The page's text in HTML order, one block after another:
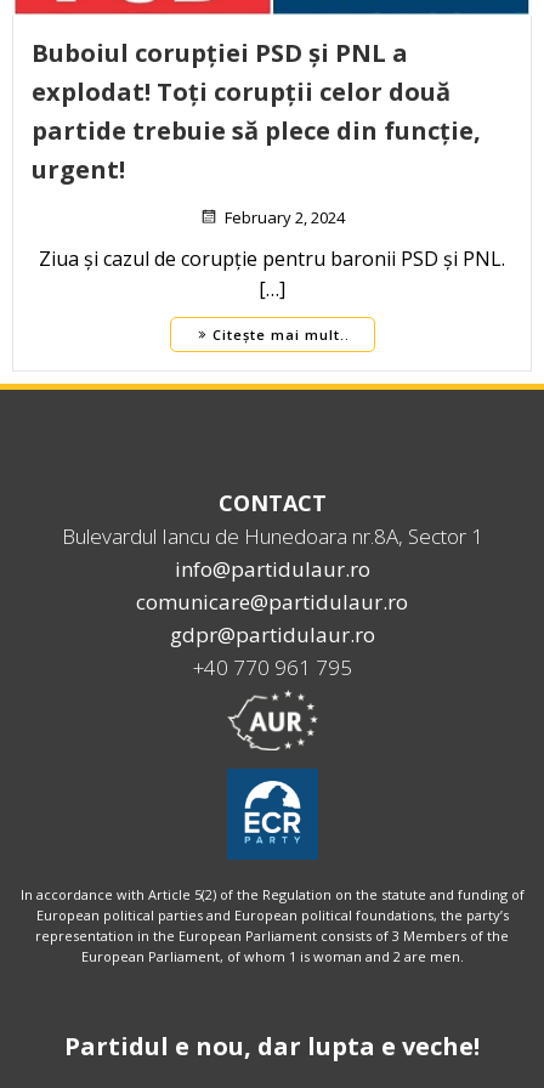
Buboiul corupției PSD și PNL a
explodat! Toți corupții celor două
partide trebuie să plece din funcție,
urgent!
February 2, 2024
Ziua și cazul de corupție pentru baronii PSD și PNL.
[…]
Citește mai mult..
CONTACT
Bulevardul Iancu de Hunedoara nr.8A, Sector 1
info@partidulaur.ro
comunicare@partidulaur.ro
gdpr@partidulaur.ro
+40 770 961 795
In accordance with Article 5(2) of the Regulation on the statute and funding of
European political parties and European political foundations, the party’s
representation in the European Parliament consists of 3 Members of the
European Parliament, of whom 1 is woman and 2 are men.
Partidul e nou, dar lupta e veche!